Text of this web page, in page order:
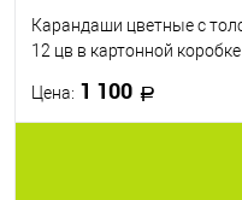
Карандаши цветные с
12 цв в картонной коробке
Цена: 1 100